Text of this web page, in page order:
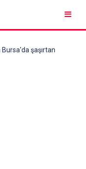
Bursa'da şaşırtan